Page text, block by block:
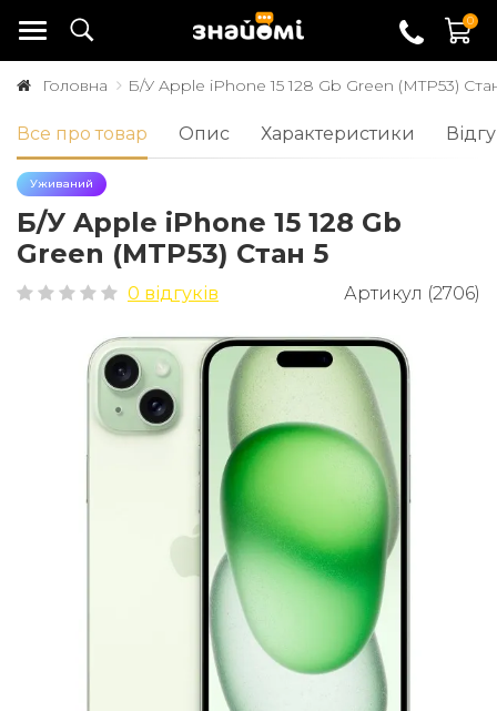
0
Головна Б/У Apple iPhone 15 128 Gb Green (MTP53)
Все про товар Опис Характеристики
Уживаний
Б/У Apple iPhone 15 128 Gb
Green (MTP53) Стан 5
0 відгуків Артикул (2706)